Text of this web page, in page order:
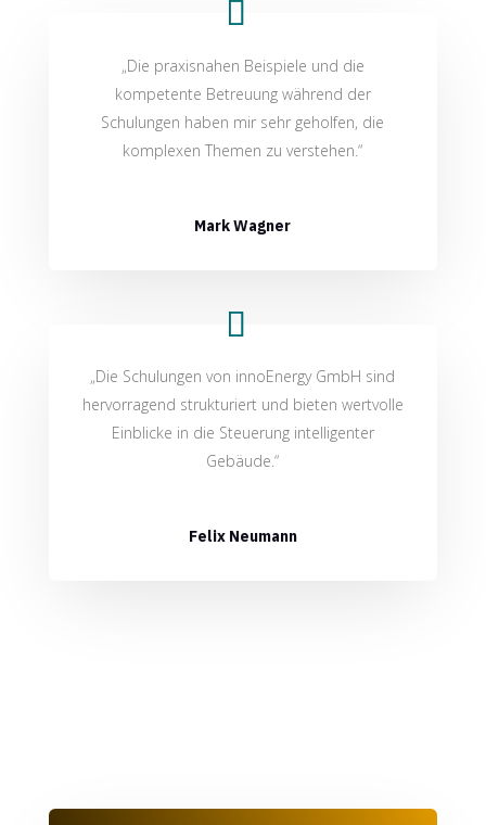
„Die praxisnahen Beispiele und die
kompetente Betreuung während der
Schulungen haben mir sehr geholfen, die
komplexen Themen zu verstehen.“
Mark Wagner
„Die Schulungen von innoEnergy GmbH sind
hervorragend strukturiert und bieten wertvolle
Einblicke in die Steuerung intelligenter
Gebäude.“
Felix Neumann